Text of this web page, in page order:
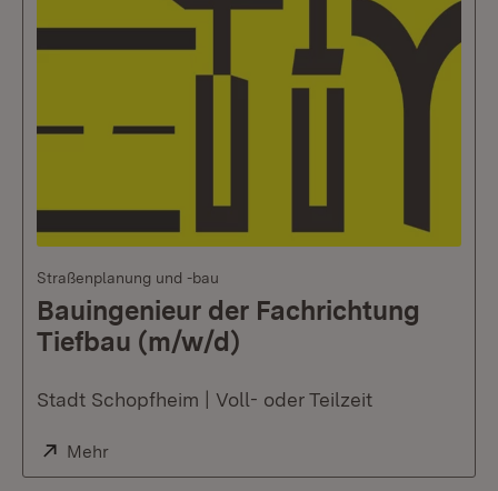
Straßenplanung und -bau
Bauingenieur der Fachrichtung
Tiefbau (m/w/d)
Stadt Schopfheim | Voll- oder Teilzeit
Extern:
Mehr(Öffnet in neuem Fenster)